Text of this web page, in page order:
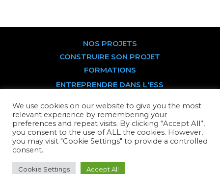
NOS PROJETS
CONSTRUIRE SON PROJET
FORMATIONS
ENTREPRENDRE DANS L'ESS
PARTS SOCIALES
TITRES PARTICIPATIFS
CONTACTEZ-NOUS
Copyright © 2017-2022 — épistèmes SCIC Tous droits réservés —
We use cookies on our website to give you the most
relevant experience by remembering your
preferences and repeat visits. By clicking “Accept All”,
you consent to the use of ALL the cookies. However,
you may visit "Cookie Settings" to provide a controlled
consent.
Cookie Settings Accept All